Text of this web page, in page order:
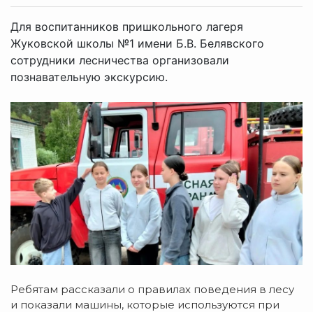
Для воспитанников пришкольного лагеря
Жуковской школы №1 имени Б.В. Белявского
сотрудники лесничества организовали
познавательную экскурсию.
Ребятам рассказали о правилах поведения в лесу
и показали машины, которые используются при